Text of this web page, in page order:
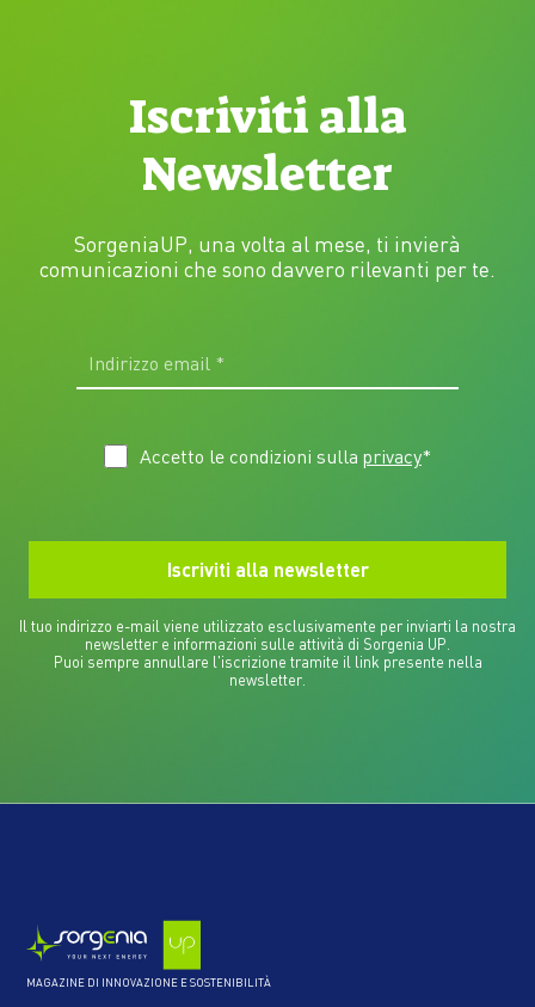
Iscriviti alla
Newsletter
SorgeniaUP, una volta al mese, ti invierà
comunicazioni che sono davvero rilevanti per te.
Accetto le condizioni sulla privacy*
Il tuo indirizzo e-mail viene utilizzato esclusivamente per inviarti la nostra
newsletter e informazioni sulle attività di Sorgenia UP.
Puoi sempre annullare l'iscrizione tramite il link presente nella
newsletter.
MAGAZINE DI INNOVAZIONE E SOSTENIBILITÀ